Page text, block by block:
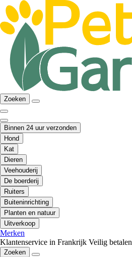
Zoeken
Binnen 24 uur verzonden
Hond
Kat
Dieren
Veehouderij
De boerderij
Ruiters
Buiteninrichting
Planten en natuur
Uitverkoop
Merken
Klantenservice in Frankrijk Veilig betalen
Zoeken